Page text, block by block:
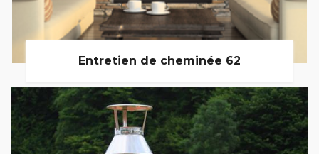
Entretien de cheminée 62